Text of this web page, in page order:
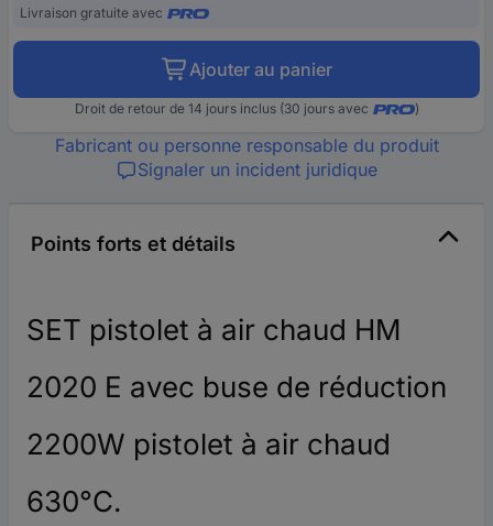
Livraison gratuite avec
Ajouter au panier
Droit de retour de 14 jours inclus (30 jours avec )
Fabricant ou personne responsable du produit
Signaler un incident juridique
Points forts et détails
SET pistolet à air chaud HM
2020 E avec buse de réduction
2200W pistolet à air chaud
630°C.